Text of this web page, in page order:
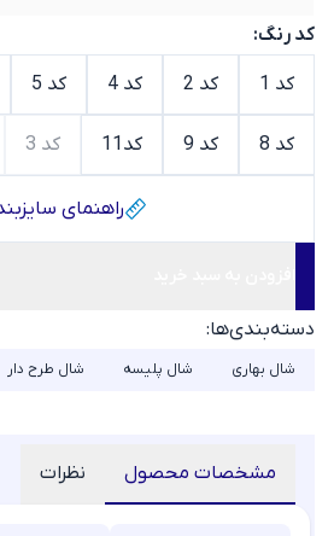
کد رنگ:
کد 1 کد 2 کد 4 کد 5
کد 8 کد 9 کد11 کد 3
راهنمای
دسته‌بندی‌ها:
شال بهاری شال پلیسه شال طرح دار
مشخصات محصول نظرات